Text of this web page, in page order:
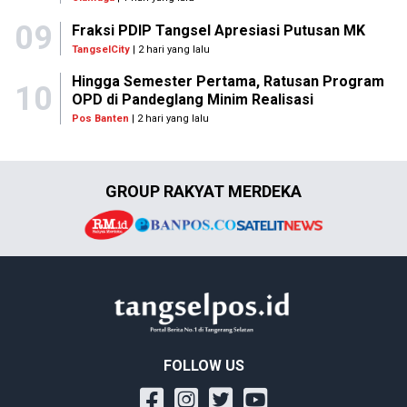
09 Fraksi PDIP Tangsel Apresiasi Putusan MK
TangselCity | 2 hari yang lalu
10
Hingga Semester Pertama, Ratusan Program
OPD di Pandeglang Minim Realisasi
Pos Banten | 2 hari yang lalu
GROUP RAKYAT MERDEKA
FOLLOW US